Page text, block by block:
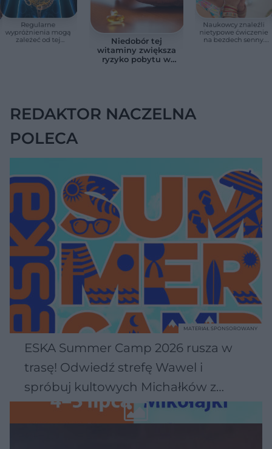
Regularne
wypróżnienia mogą
zależeć od tej
Niedobór tej
witaminy zwiększa
ryzyko pobytu w
Naukowcy znaleźli
nietypowe ćwiczenie
na bezdech senny.
REDAKTOR NACZELNA
POLECA
ESKA Summer Camp 2026 rusza w
trasę! Odwiedź strefę Wawel i
spróbuj kultowych Michałków z
Wawelu
MATERIAŁ SPONSOROWANY